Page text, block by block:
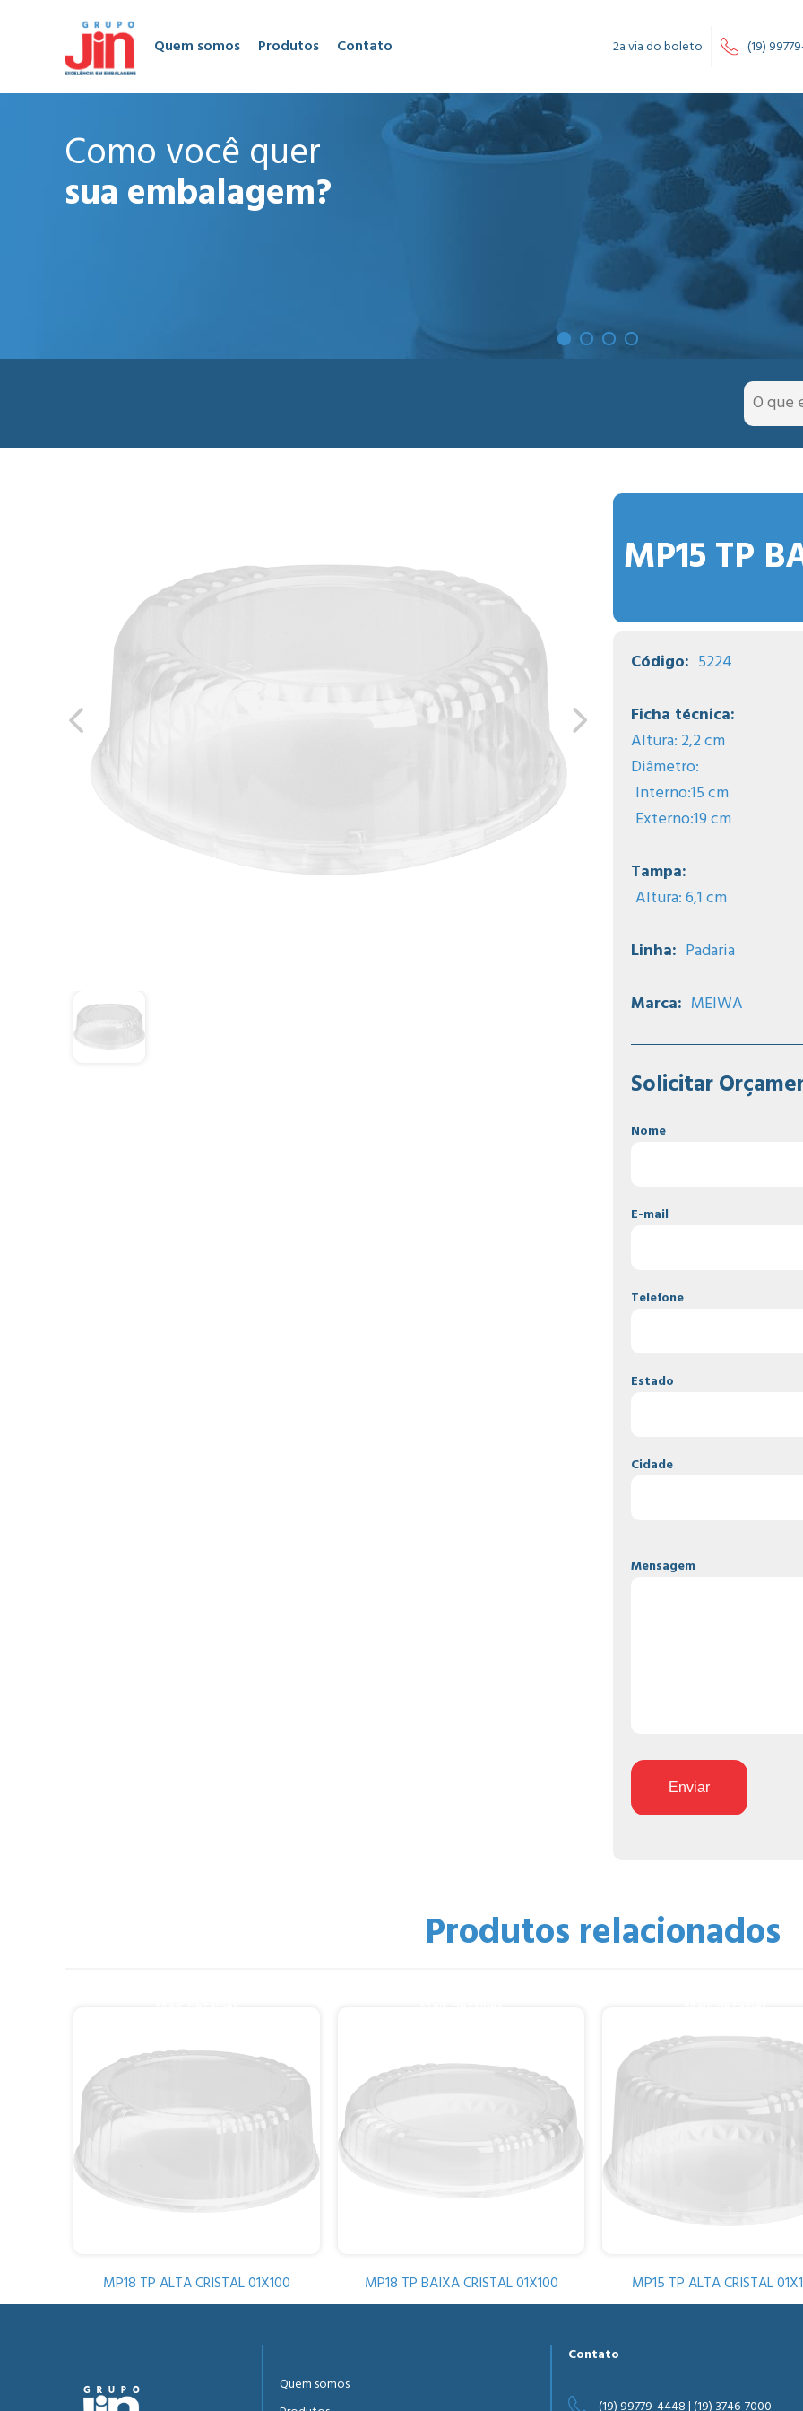
Quem somos Produtos Contato 2a via do boleto (19)
Como você quer
sua embalagem?
MP15 TP
Código: 5224
Ficha técnica:
Altura: 2,2 cm
Diâmetro:
Interno:15 cm
Externo:19 cm
Tampa:
Altura: 6,1 cm
Linha: Padaria
Marca: MEIWA
Solicitar
Nome
E-mail
Telefone
Estado
Cidade
Mensagem
Enviar
Produtos relacionados
MP18 TP ALTA CRISTAL 01X100 MP18 TP BAIXA CRISTAL 01X100 MP15 TP ALTA CRISTAL
Quem somos
Contato
(19) 99779-4448 | (19) 3746-7000